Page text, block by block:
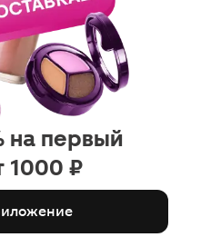
на первый
1000 ₽